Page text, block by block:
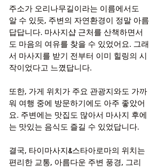
주소가 오리나무길이라는 이름에서도
알 수 있듯, 주변의 자연환경이 정말 아름
답답니다. 마사지샵 근처를 산책하면서
도 마음의 여유를 찾을 수 있었어요. 그래
서 마사지를 받기 전부터 이미 힐링의 시
작이었다고 느꼈답니다.
또한, 가게 위치가 주요 관광지와도 가까
워 여행 중에 방문하기에도 아주 좋았어
요. 주변에는 맛집도 많아서 마사지 후에
는 맛있는 음식도 즐길 수 있었답니다.
결국, 타이마사지&스타아로마의 위치는
편리한 교통, 아름다운 주변 풍경, 그리